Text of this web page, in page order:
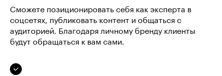
Сможете позиционировать себя как эксперта в
соцсетях, публиковать контент и общаться с
аудиторией. Благодаря личному бренду клиенты
будут обращаться к вам сами.